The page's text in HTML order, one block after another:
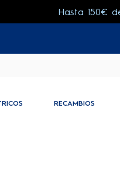
Hasta 150€
RECAMBIOS